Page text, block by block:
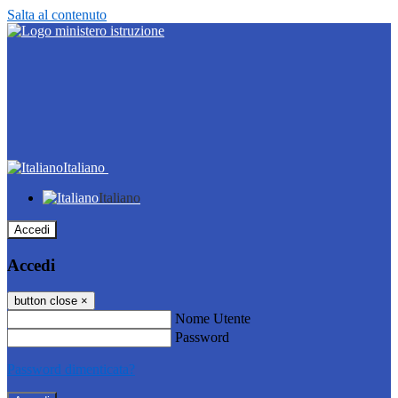
Salta al contenuto
Italiano
Italiano
Accedi
Accedi
button close ×
Nome Utente
Password
Password dimenticata?